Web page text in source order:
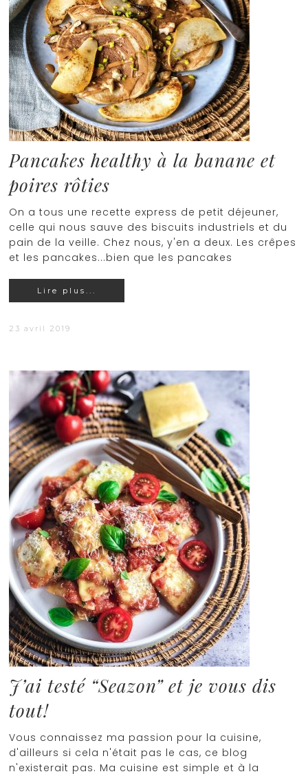
Pancakes healthy à la banane et
poires rôties
On a tous une recette express de petit déjeuner,
celle qui nous sauve des biscuits industriels et du
pain de la veille. Chez nous, y'en a deux. Les crêpes
et les pancakes...bien que les pancakes
Lire plus...
23 avril 2019
J’ai testé “Seazon” et je vous dis
tout!
Vous connaissez ma passion pour la cuisine,
d'ailleurs si cela n'était pas le cas, ce blog
n'existerait pas. Ma cuisine est simple et à la